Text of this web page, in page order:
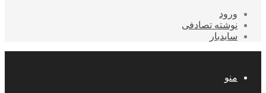
ورود
نوشته تصادفی
سایدبار
منو